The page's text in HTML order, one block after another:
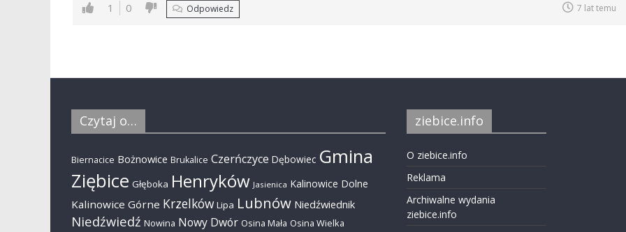
1 0 Odpowiedz 7 lat temu
Czytaj o…
Biernacice Bożnowice Brukalice Czerńczyce Dębowiec Gmina
Ziębice Głęboka Henryków Jasienica Kalinowice Dolne
Kalinowice Górne Krzelków Lipa Lubnów Niedźwiednik
Niedźwiedź Nowina Nowy Dwór Osina Mała Osina Wielka
ziebice.info
O ziebice.info
Reklama
Archiwalne wydania
ziebice.info